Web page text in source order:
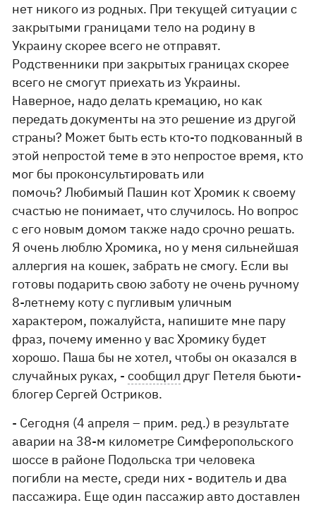
нет никого из родных. При текущей ситуации с
закрытыми границами тело на родину в
Украину скорее всего не отправят.
Родственники при закрытых границах скорее
всего не смогут приехать из Украины.
Наверное, надо делать кремацию, но как
передать документы на это решение из другой
страны? Может быть есть кто-то подкованный в
этой непростой теме в это непростое время, кто
мог бы проконсультировать или
помочь? Любимый Пашин кот Хромик к своему
счастью не понимает, что случилось. Но вопрос
с его новым домом также надо срочно решать.
Я очень люблю Хромика, но у меня сильнейшая
аллергия на кошек, забрать не смогу. Если вы
готовы подарить свою заботу не очень ручному
8-летнему коту с пугливым уличным
характером, пожалуйста, напишите мне пару
фраз, почему именно у вас Хромику будет
хорошо. Паша бы не хотел, чтобы он оказался в
случайных руках, -сообщил друг Петеля бьюти-
блогер Сергей Остриков.
- Сегодня (4 апреля – прим. ред.) в результате
аварии на 38-м километре Симферопольского
шоссе в районе Подольска три человека
погибли на месте, среди них - водитель и два
пассажира. Еще один пассажир авто доставлен